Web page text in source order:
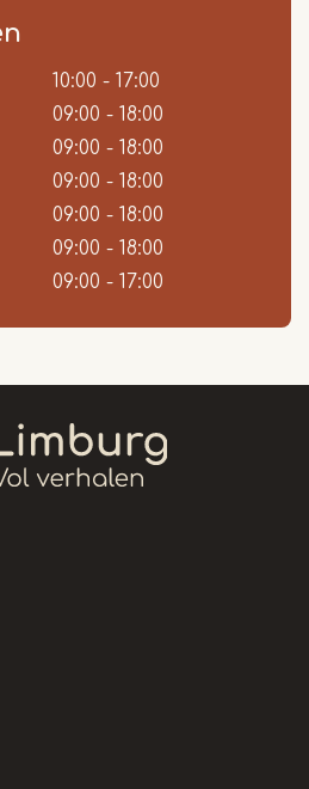
10:00 - 17:00
09:00 - 18:00
09:00 - 18:00
09:00 - 18:00
09:00 - 18:00
09:00 - 18:00
09:00 - 17:00